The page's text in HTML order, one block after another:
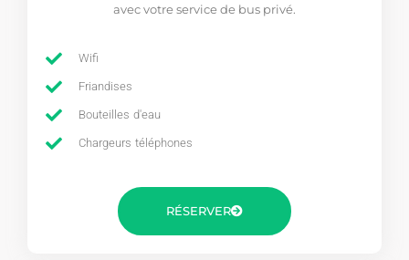
avec votre service de bus privé.
Wifi
Friandises
Bouteilles d'eau
Chargeurs téléphones
RÉSERVER